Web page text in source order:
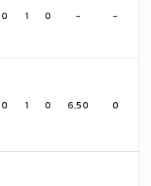
0 1 0 - -
0 1 0 6,50 0